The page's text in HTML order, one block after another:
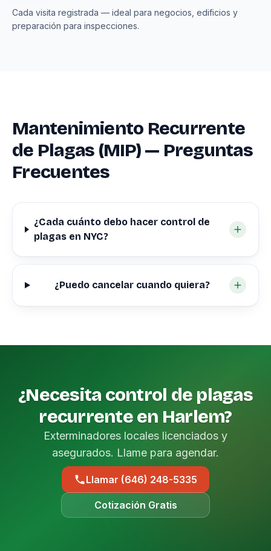
Cada visita registrada — ideal para negocios, edificios y
preparación para inspecciones.
Mantenimiento Recurrente
de Plagas (MIP) — Preguntas
Frecuentes
¿Cada cuánto debo hacer control de
plagas en NYC?
¿Puedo cancelar cuando quiera?
¿Necesita control de plagas
recurrente en Harlem?
Exterminadores locales licenciados y
asegurados. Llame para agendar.
Llamar (646) 248-5335
Cotización Gratis